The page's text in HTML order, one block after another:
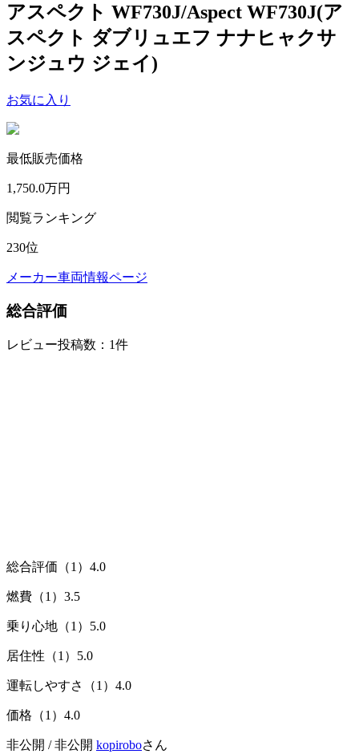
アスペクト WF730J/Aspect WF730J(ア
スペクト ダブリュエフ ナナヒャクサ
ンジュウ ジェイ)
お気に入り
最低販売価格
1,750.0万円
閲覧ランキング
230位
メーカー車両情報ページ
総合評価
レビュー投稿数：1件
総合評価（1） 4.0
燃費（1） 3.5
乗り心地（1） 5.0
居住性（1） 5.0
運転しやすさ（1） 4.0
価格（1） 4.0
非公開 / 非公開 kopiroboさん